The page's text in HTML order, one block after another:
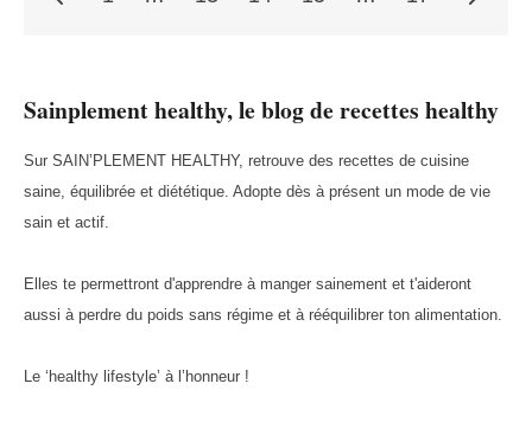
Pagination
des
publications
Sainplement healthy, le blog de recettes healthy
Sur SAIN’PLEMENT HEALTHY, retrouve des recettes de cuisine
saine, équilibrée et diététique. Adopte dès à présent un mode de vie
sain et actif.
Elles te permettront d'apprendre à manger sainement et t'aideront
aussi à perdre du poids sans régime et à rééquilibrer ton alimentation.
Le ‘healthy lifestyle’ à l’honneur !